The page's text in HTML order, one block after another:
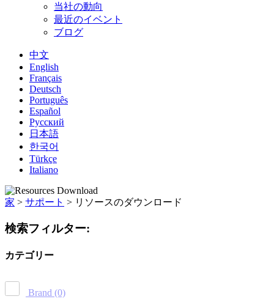
当社の動向
最近のイベント
ブログ
中文
English
Français
Deutsch
Português
Español
Русский
日本語
한국어
Türkçe
Italiano
家 > サポート > リソースのダウンロード
検索フィルター:
カテゴリー
Brand (0)